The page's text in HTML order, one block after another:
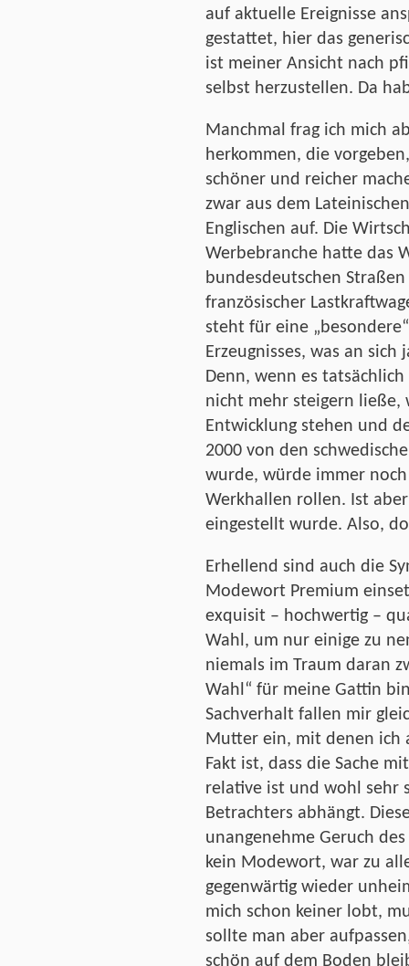
auf aktuelle Ereignisse
gestattet, hier das
ist meiner Ansicht nach
selbst herzustellen. Da
Manchmal frag ich mich
herkommen, die
schöner und reicher
zwar aus dem
Englischen auf. Die
Werbebranche hatte das
bundesdeutschen
französischer
steht für eine
Erzeugnisses, was an
Denn, wenn es
nicht mehr steigern ließe,
Entwicklung stehen und
2000 von den
wurde, würde immer
Werkhallen rollen. Ist
eingestellt wurde. Also,
Erhellend sind auch die
Modewort Premium
exquisit – hochwertig –
Wahl, um nur einige zu
niemals im Traum daran
Wahl“ für meine Gattin
Sachverhalt fallen mir
Mutter ein, mit denen ich
Fakt ist, dass die Sache
relative ist und wohl sehr
Betrachters abhängt.
unangenehme Geruch
kein Modewort, war zu
gegenwärtig wieder
mich schon keiner lobt,
sollte man aber
schön auf dem Boden